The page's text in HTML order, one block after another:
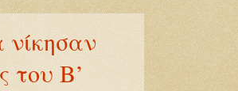
νίκησαν
του Β’